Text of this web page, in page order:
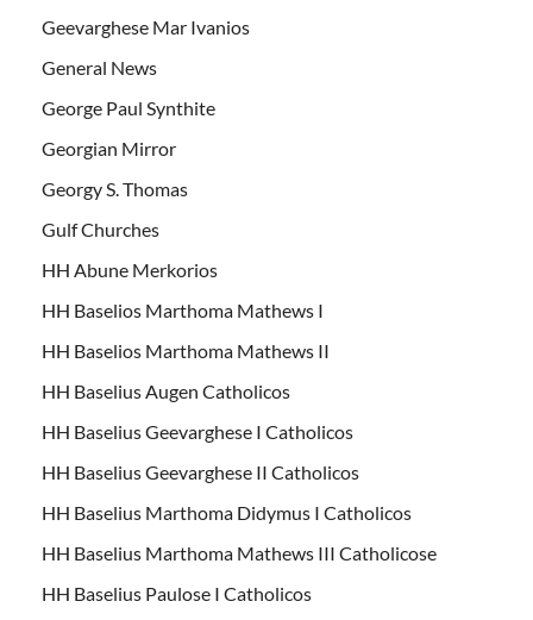
Geevarghese Mar Ivanios
General News
George Paul Synthite
Georgian Mirror
Georgy S. Thomas
Gulf Churches
HH Abune Merkorios
HH Baselios Marthoma Mathews I
HH Baselios Marthoma Mathews II
HH Baselius Augen Catholicos
HH Baselius Geevarghese I Catholicos
HH Baselius Geevarghese II Catholicos
HH Baselius Marthoma Didymus I Catholicos
HH Baselius Marthoma Mathews III Catholicose
HH Baselius Paulose I Catholicos